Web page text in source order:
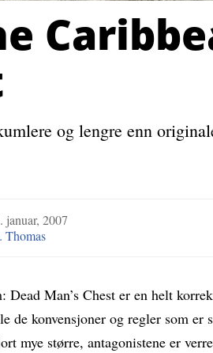
og lengre enn
januar, 2007
Thomas
Dead Man’s Chest er en helt
de konvensjoner og regler som er
mye større, antagonistene er